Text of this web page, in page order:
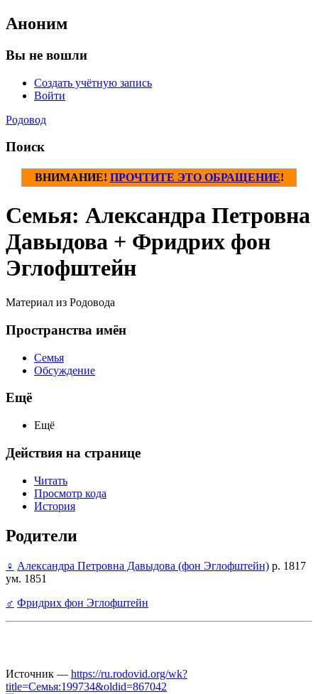
Аноним
Вы не вошли
Создать учётную запись
Войти
Родовод
Поиск
ВНИМАНИЕ! ПРОЧТИТЕ ЭТО ОБРАЩЕНИЕ!
Семья: Александра Петровна
Давыдова + Фридрих фон
Эглофштейн
Материал из Родовода
Пространства имён
Семья
Обсуждение
Ещё
Ещё
Действия на странице
Читать
Просмотр кода
История
Родители
♀ Александра Петровна Давыдова (фон Эглофштейн) р. 1817
ум. 1851
♂ Фридрих фон Эглофштейн
Источник — https://ru.rodovid.org/wk?
title=Семья:199734&oldid=867042